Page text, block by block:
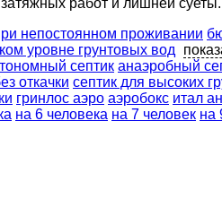
непостоянном проживании
уровне грунтовых вод
септик анаэробный
откачки септик для высоких
гринлос аэро аэробокс итал
на 6 человека на 7 человек на